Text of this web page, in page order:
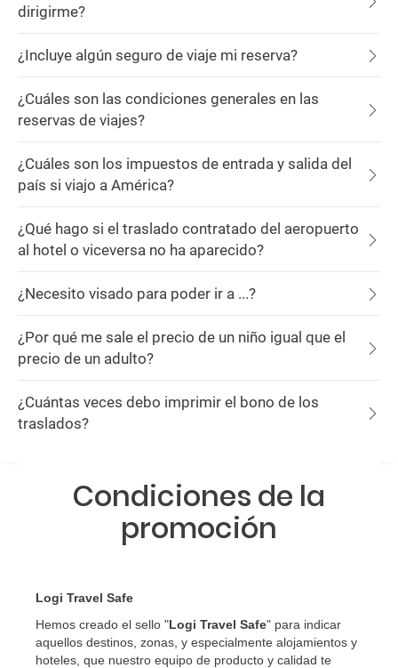
dirigirme?
¿Incluye algún seguro de viaje mi reserva?
¿Cuáles son las condiciones generales en las
reservas de viajes?
¿Cuáles son los impuestos de entrada y salida del
país si viajo a América?
¿Qué hago si el traslado contratado del aeropuerto
al hotel o viceversa no ha aparecido?
¿Necesito visado para poder ir a ...?
¿Por qué me sale el precio de un niño igual que el
precio de un adulto?
¿Cuántas veces debo imprimir el bono de los
traslados?
Condiciones de la
promoción
Logi Travel Safe
Hemos creado el sello "Logi Travel Safe" para indicar
aquellos destinos, zonas, y especialmente alojamientos y
hoteles, que nuestro equipo de producto y calidad te